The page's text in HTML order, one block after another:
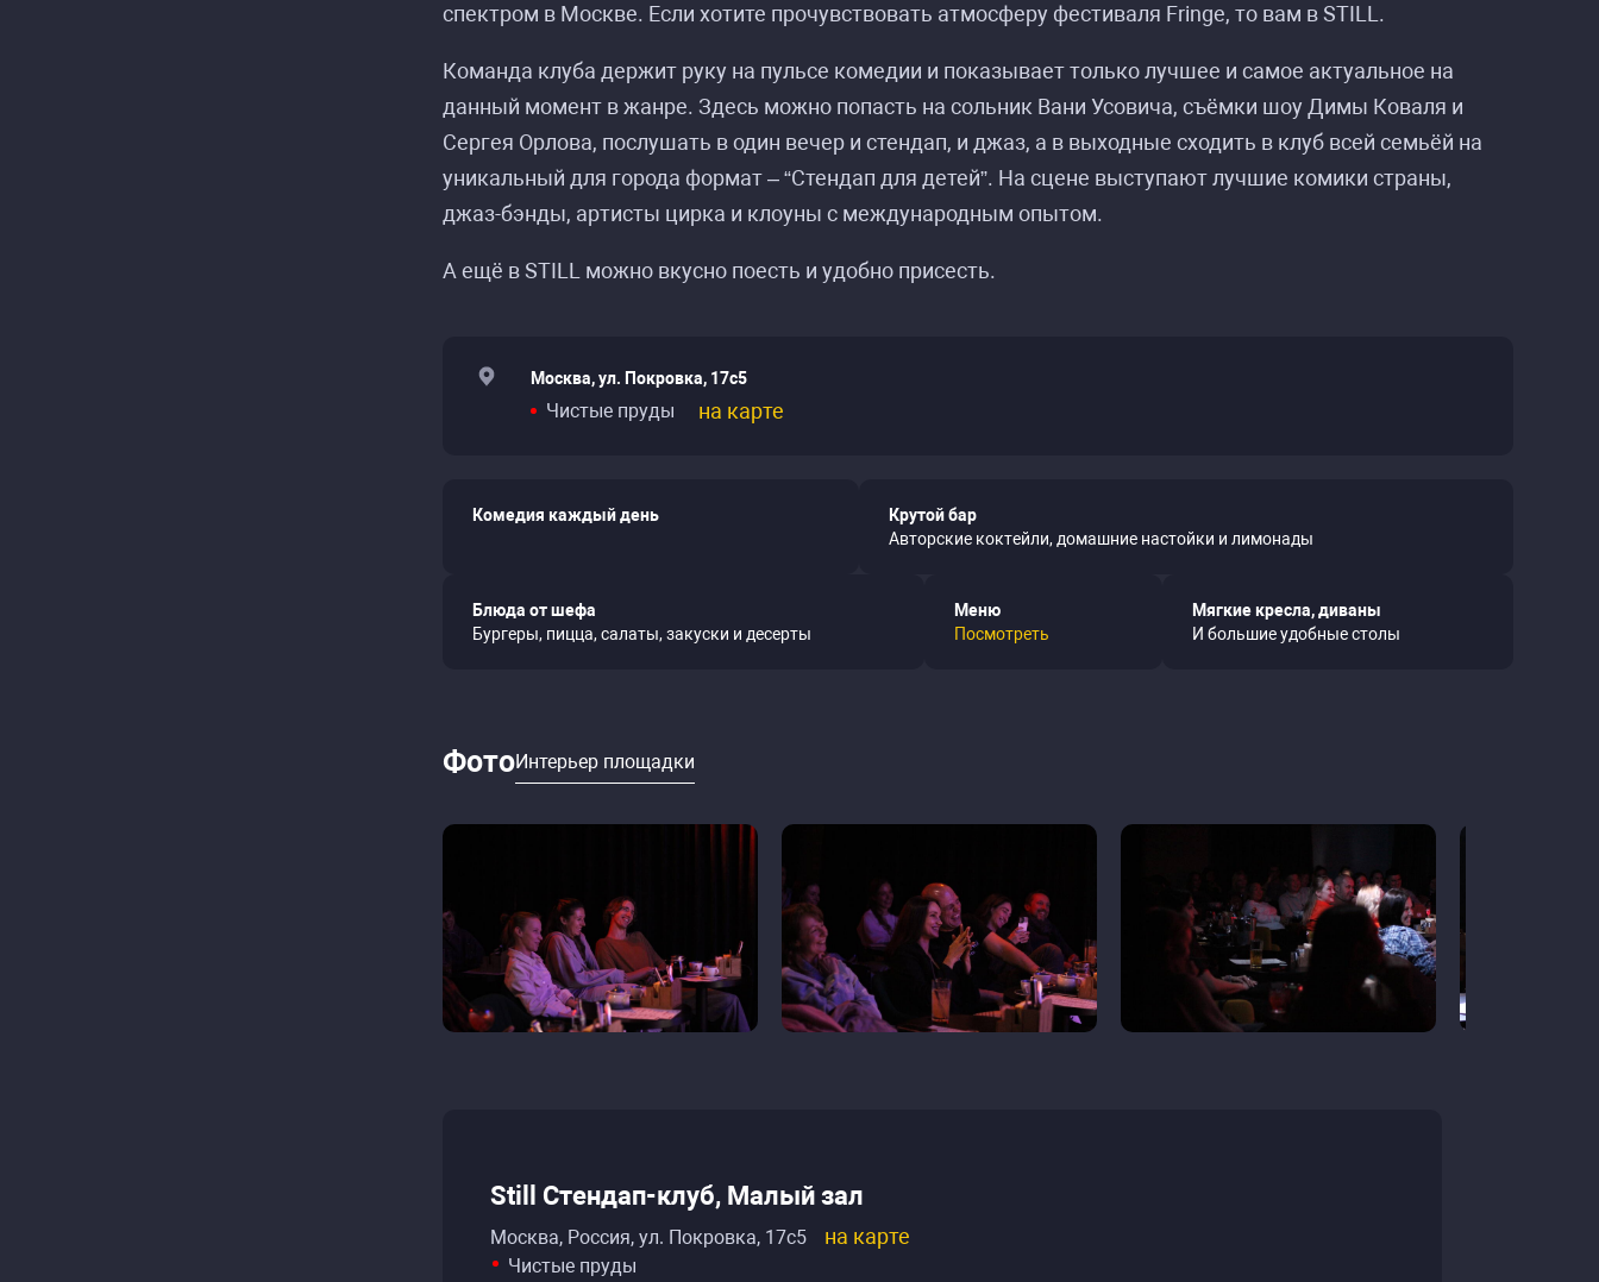
спектром в Москве. Если хотите прочувствовать атмосферу фестиваля Fringe, то вам в STILL.
Команда клуба держит руку на пульсе комедии и показывает только лучшее и самое актуальное на
данный момент в жанре. Здесь можно попасть на сольник Вани Усовича, съёмки шоу Димы Коваля и
Сергея Орлова, послушать в один вечер и стендап, и джаз, а в выходные сходить в клуб всей семьёй на
уникальный для города формат – “Стендап для детей”. На сцене выступают лучшие комики страны,
джаз-бэнды, артисты цирка и клоуны с международным опытом.
А ещё в STILL можно вкусно поесть и удобно присесть.
Москва, ул. Покровка, 17с5
Чистые пруды на карте
Комедия каждый день
Крутой бар
Авторские коктейли, домашние настойки и лимонады
Блюда от шефа
Бургеры, пицца, салаты, закуски и десерты
Меню
Посмотреть
Мягкие кресла, диваны
И большие удобные столы
ФотоИнтерьер площадки
Still Стендап-клуб, Малый зал
Москва, Россия, ул. Покровка, 17с5 на карте
Чистые пруды